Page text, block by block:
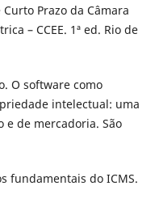
Prazo da Câmara
– CCEE. 1ª ed. Rio de
O software como
intelectual: uma
e de mercadoria. São
fundamentais do ICMS.